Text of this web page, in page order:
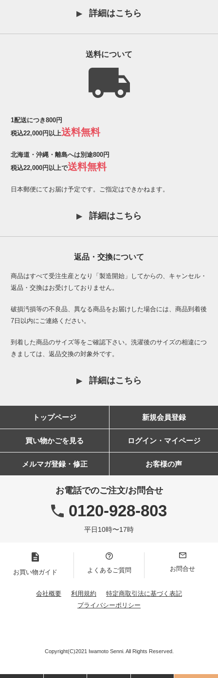
詳細はこちら
送料について
1配送につき800円
税込22,000円以上送料無料
北海道・沖縄・離島へは別途800円
税込22,000円以上で送料無料
日本郵便にてお届け予定です。ご指定はできかねます。
詳細はこちら
返品・交換について
商品はすべて受注生産となり「製造開始」してからの、キャンセル・
返品・交換はお受けしておりません。
破損汚損等の不良品、異なる商品をお届けした場合には、商品到着後
7日以内にご連絡ください。
到着した商品のサイズ等をご確認下さい。洗濯後のサイズの相違につ
きましては、返品交換の対象外です。
詳細はこちら
トップページ 新規会員登録
買い物かごを見る ログイン・マイページ
メルマガ登録・修正 お客様の声
お電話でのご注文/お問合せ
0120-928-803
平日10時〜17時
お買い物ガイド よくあるご質問 お問合せ
会社概要 利用規約
特定商取引法に基づく表記
プライバシーポリシー
Copyright(C)2021 Iwamoto Senni. All Rights Reserved.